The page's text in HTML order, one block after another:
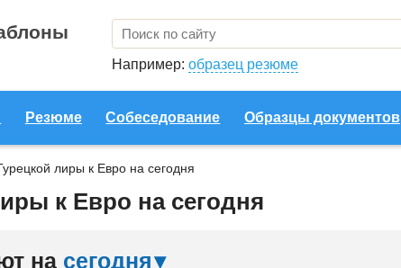
Например: образец резюме
Резюме Собеседование Образцы документов
лиры к Евро на сегодня
к Евро на сегодня
на сегодня